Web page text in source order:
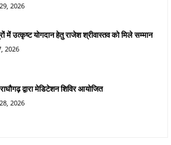
2026
में उत्कृष्ट योगदान हेतु राजेश श्रीवास्तव को मिले सम्मान
2026
द्वारा मेडिटेशन शिविर आयोजित
2026